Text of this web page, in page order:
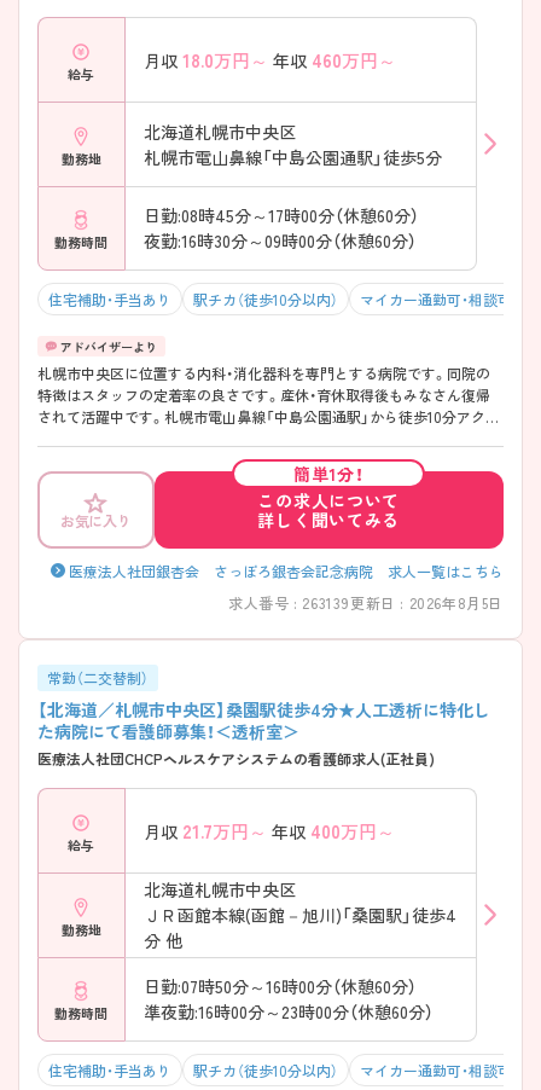
給与
月収 18.0万円～ 年収 460万円～
勤務地
北海道札幌市中央区
札幌市電山鼻線「中島公園通駅」徒歩5分
勤務時間
日勤:08時45分～17時00分（休憩60分）
夜勤:16時30分～09時00分（休憩60分）
住宅補助・手当あり 駅チカ（徒歩10分以内） マイカー通勤可・相談可
札幌市中央区に位置する内科・消化器科を専門とする病院です。同院の
特徴はスタッフの定着率の良さです。産休・育休取得後もみなさん復帰
されて活躍中です。札幌市電山鼻線「中島公園通駅」から徒歩10分アクセ
らに詳細をお話しいたしますのでお気軽にご相談ください。
お気に入り
簡単1分！
この求人について
詳しく聞いてみる
医療法人社団銀杏会 さっぽろ銀杏会記念病院 求人一覧はこちら
求人番号 : 263139更新日 : 2026年8月5日
常勤（二交替制）
【北海道／札幌市中央区】桑園駅徒歩4分★人工透析に特化し
た病院にて看護師募集！＜透析室＞
医療法人社団CHCPヘルスケアシステムの看護師求人(正社員)
給与
月収 21.7万円～ 年収 400万円～
勤務地
北海道札幌市中央区
ＪＲ函館本線(函館－旭川)「桑園駅」徒歩4
分 他
勤務時間
日勤:07時50分～16時00分（休憩60分）
準夜勤:16時00分～23時00分（休憩60分）
住宅補助・手当あり 駅チカ（徒歩10分以内） マイカー通勤可・相談可